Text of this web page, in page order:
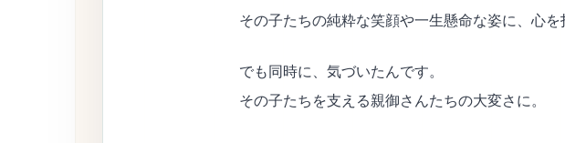
その子たちの純粋な笑顔や一生懸命な姿に、心を
でも同時に、気づいたんです。
その子たちを支える親御さんたちの大変さに。